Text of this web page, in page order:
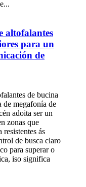
altofalantes
para un
de
de bucina
de megafonía de
adoita ser un
zonas que
ás
de busca claro
para superar o
iso significa